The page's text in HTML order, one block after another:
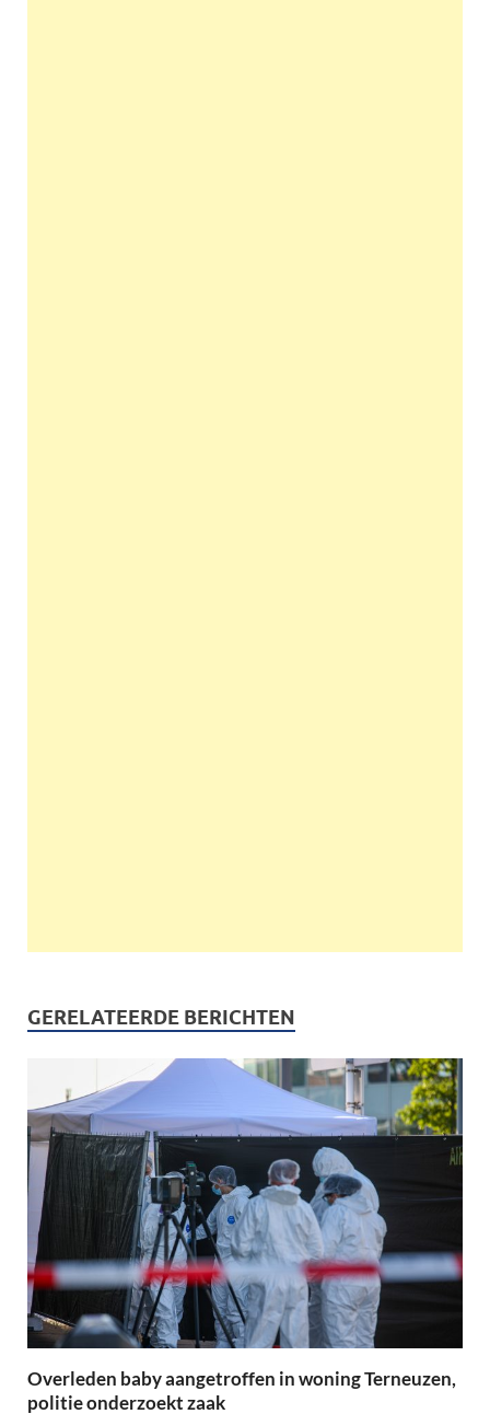
GERELATEERDE BERICHTEN
Overleden baby aangetroffen in woning Terneuzen,
politie onderzoekt zaak